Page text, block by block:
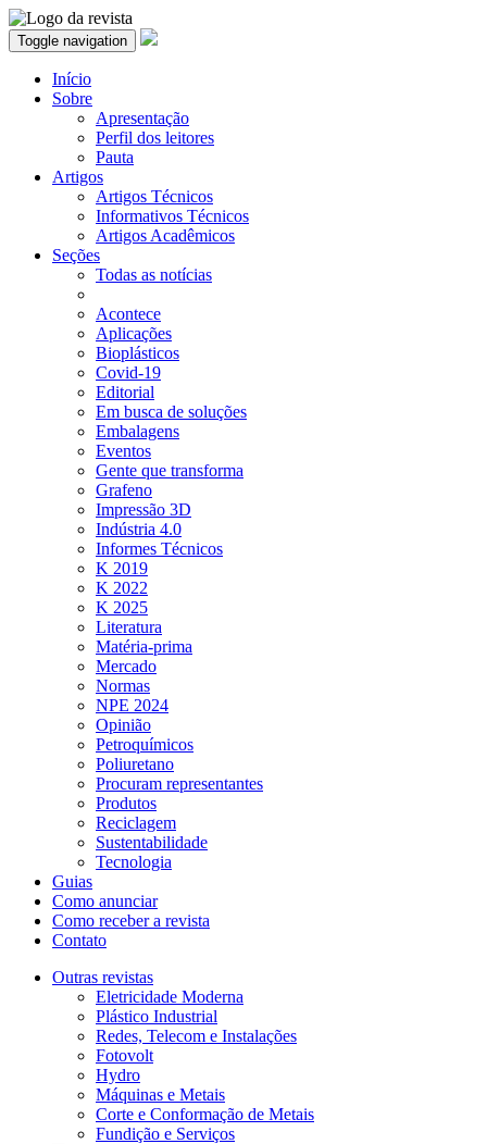
Toggle navigation
Início
Sobre
Apresentação
Perfil dos leitores
Pauta
Artigos
Artigos Técnicos
Informativos Técnicos
Artigos Acadêmicos
Seções
Todas as notícias
Acontece
Aplicações
Bioplásticos
Covid-19
Editorial
Em busca de soluções
Embalagens
Eventos
Gente que transforma
Grafeno
Impressão 3D
Indústria 4.0
Informes Técnicos
K 2019
K 2022
K 2025
Literatura
Matéria-prima
Mercado
Normas
NPE 2024
Opinião
Petroquímicos
Poliuretano
Procuram representantes
Produtos
Reciclagem
Sustentabilidade
Tecnologia
Guias
Como anunciar
Como receber a revista
Contato
Outras revistas
Eletricidade Moderna
Plástico Industrial
Redes, Telecom e Instalações
Fotovolt
Hydro
Máquinas e Metais
Corte e Conformação de Metais
Fundição e Serviços